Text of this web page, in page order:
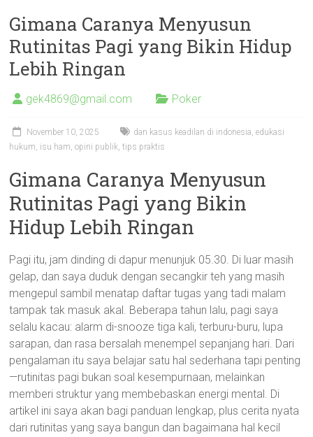
Gimana Caranya Menyusun
Rutinitas Pagi yang Bikin Hidup
Lebih Ringan
gek4869@gmail.com Poker
November 10, 2025 dan kasus keadilan di indonesia,edukasi
hukum, isu ham,opini publik,tips praktis
Gimana Caranya Menyusun
Rutinitas Pagi yang Bikin
Hidup Lebih Ringan
Pagi itu, jam dinding di dapur menunjuk 05.30. Di luar masih
gelap, dan saya duduk dengan secangkir teh yang masih
mengepul sambil menatap daftar tugas yang tadi malam
tampak tak masuk akal. Beberapa tahun lalu, pagi saya
selalu kacau: alarm di-snooze tiga kali, terburu-buru, lupa
sarapan, dan rasa bersalah menempel sepanjang hari. Dari
pengalaman itu saya belajar satu hal sederhana tapi penting
—rutinitas pagi bukan soal kesempurnaan, melainkan
memberi struktur yang membebaskan energi mental. Di
artikel ini saya akan bagi panduan lengkap, plus cerita nyata
dari rutinitas yang saya bangun dan bagaimana hal kecil